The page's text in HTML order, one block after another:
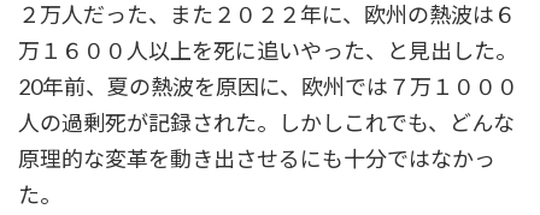
２万人だった、また２０２２年に、欧州の熱波は６
万１６００人以上を死に追いやった、と見出した。
20年前、夏の熱波を原因に、欧州では７万１０００
人の過剰死が記録された。しかしこれでも、どんな
原理的な変革を動き出させるにも十分ではなかっ
た。